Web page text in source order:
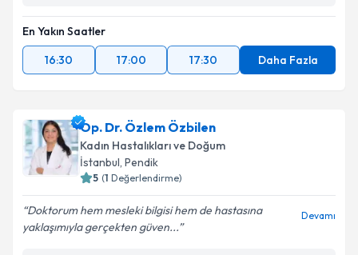
En Yakın Saatler
16:30
17:00 17:30 Daha Fazla
Op. Dr. Özlem Özbilen
Kadın Hastalıkları ve Doğum
İstanbul, Pendik
5 (1 Değerlendirme)
Doktorum hem mesleki bilgisi hem de hastasına
yaklaşımıyla gerçekten güven...
Devamı